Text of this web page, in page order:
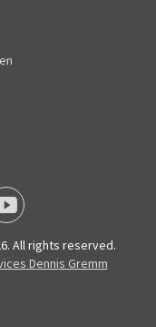
All rights reserved.
Dennis Gremm